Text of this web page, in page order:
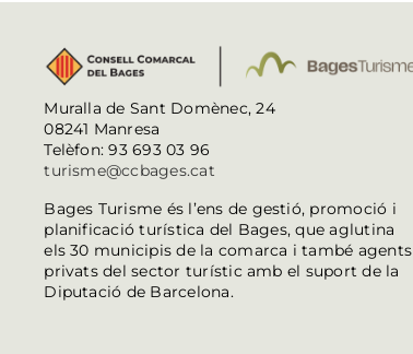
Muralla de Sant Domènec, 24
08241 Manresa
Telèfon: 93 693 03 96
turisme@ccbages.cat
Bages Turisme és l’ens de gestió, promoció i
planificació turística del Bages, que aglutina
els 30 municipis de la comarca i també agents
privats del sector turístic amb el suport de la
Diputació de Barcelona.